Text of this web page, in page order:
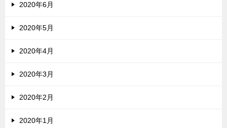
2020年6月
2020年5月
2020年4月
2020年3月
2020年2月
2020年1月